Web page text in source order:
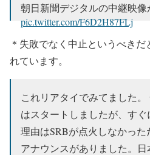
朝日新聞デジタルの中継映像
pic.twitter.com/F6D2H87FLj
— 小出大貴(朝日新聞記者)
2023
＊失敗でなく中止というべき
れています。
これリアタイでみてました
はスタートしましたが、す
理由はSRBが点火しなかっ
アナウンスがありました。